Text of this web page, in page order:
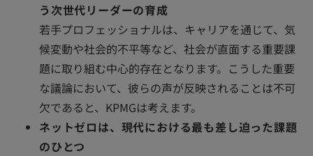
う次世代リーダーの育成
若手プロフェッショナルは、キャリアを通じて、気
候変動や社会的不平等など、社会が直面する重要課
題に取り組む中心的存在となります。こうした重要
な議論において、彼らの声が反映されることは不可
欠であると、KPMGは考えます。
ネットゼロは、現代における最も差し迫った課題
のひとつ